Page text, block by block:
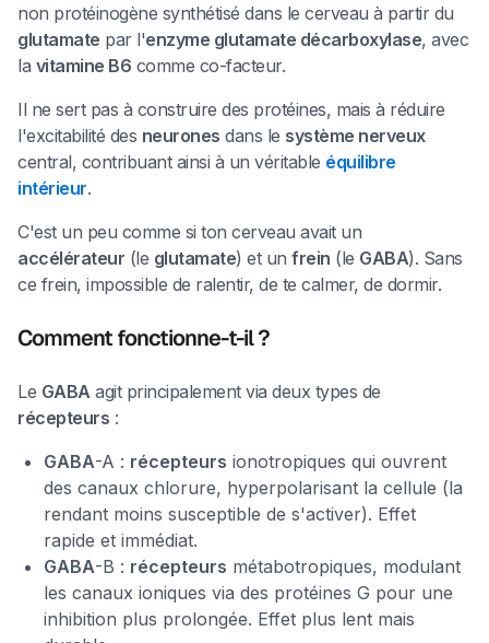
non protéinogène synthétisé dans le cerveau à partir du
glutamate par l'enzyme glutamate décarboxylase, avec
la vitamine B6 comme co-facteur.
Il ne sert pas à construire des protéines, mais à réduire
l'excitabilité des neurones dans le système nerveux
central, contribuant ainsi à un véritable équilibre
intérieur.
C'est un peu comme si ton cerveau avait un
accélérateur (le glutamate) et un frein (le GABA). Sans
ce frein, impossible de ralentir, de te calmer, de dormir.
Comment fonctionne-t-il ?
Le GABAagit principalement via deux types de
récepteurs :
GABA-A : récepteurs ionotropiques qui ouvrent
des canaux chlorure, hyperpolarisant la cellule (la
rendant moins susceptible de s'activer). Effet
rapide et immédiat.
GABA-B : récepteurs métabotropiques, modulant
les canaux ioniques via des protéines G pour une
inhibition plus prolongée. Effet plus lent mais